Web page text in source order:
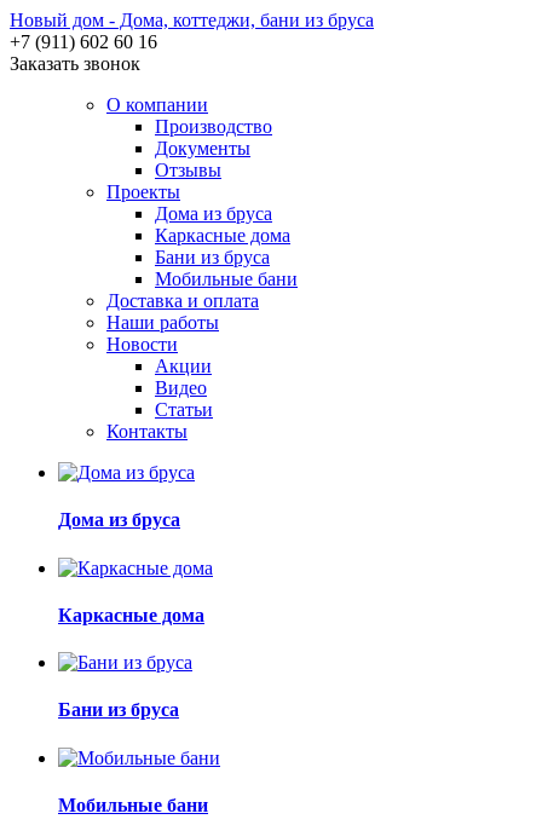
Новый дом - Дома, коттеджи, бани из бруса
+7 (911) 602 60 16
Заказать звонок
О компании
Производство
Документы
Отзывы
Проекты
Дома из бруса
Каркасные дома
Бани из бруса
Мобильные бани
Доставка и оплата
Наши работы
Новости
Акции
Видео
Статьи
Контакты
Дома из бруса
Каркасные дома
Бани из бруса
Мобильные бани